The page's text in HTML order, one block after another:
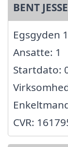
BENT
Egsgyden
Ansatte: 1
Startdato:
CVR: